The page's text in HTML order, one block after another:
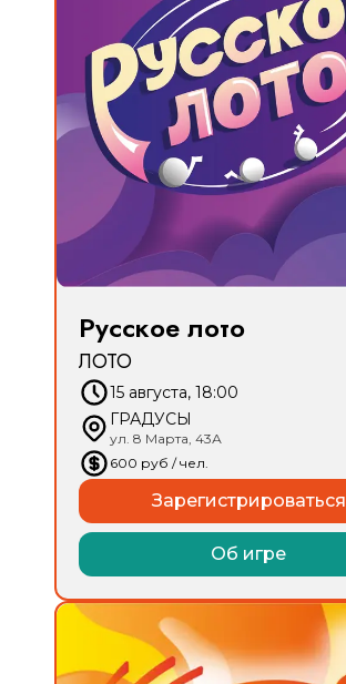
Русское лото
ЛОТО
15 августа, 18:00
ГРАДУСЫ
ул. 8 Марта, 43А
600 руб / чел.
Зарегистрироваться
Об игре